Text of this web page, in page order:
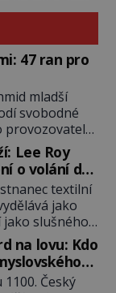
47 ran pro
mladší
svobodné
provozovatelé
Charles a
Synek jim
Mezi
Tusconu se
to pohledný
kterému to
Exceluje ale
němu
Lee Roy
o volání do
textilní
jako
slušného
Martin
Škrtič z
Jižní Karolíně.
zavraždí dvě
na lovu: Kdo
II.? Český